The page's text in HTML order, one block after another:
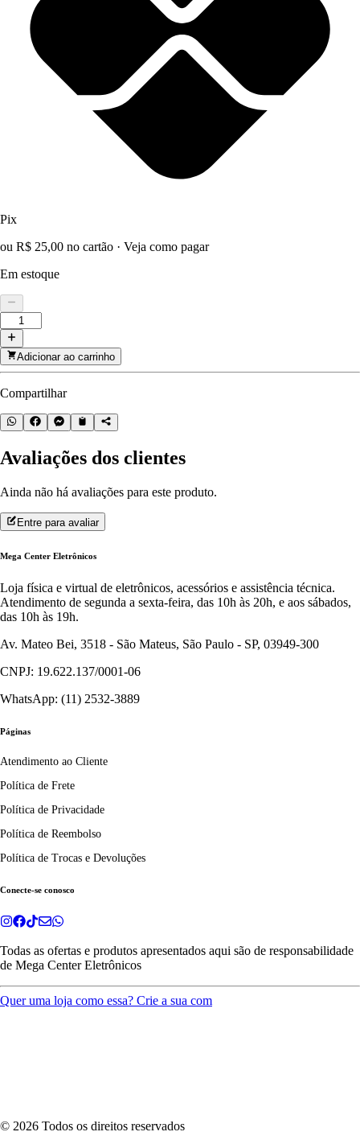
Pix
ou R$ 25,00 no cartão · Veja como pagar
Em estoque
Adicionar ao carrinho
Compartilhar
Avaliações dos clientes
Ainda não há avaliações para este produto.
Entre para avaliar
Mega Center Eletrônicos
Loja física e virtual de eletrônicos, acessórios e assistência técnica.
Atendimento de segunda a sexta-feira, das 10h às 20h, e aos sábados,
das 10h às 19h.
Av. Mateo Bei, 3518 - São Mateus, São Paulo - SP, 03949-300
CNPJ: 19.622.137/0001-06
WhatsApp: (11) 2532-3889
Páginas
Atendimento ao Cliente
Política de Frete
Política de Privacidade
Política de Reembolso
Política de Trocas e Devoluções
Conecte-se conosco
Todas as ofertas e produtos apresentados aqui são de responsabilidade
de Mega Center Eletrônicos
Quer uma loja como essa? Crie a sua com
© 2026 Todos os direitos reservados